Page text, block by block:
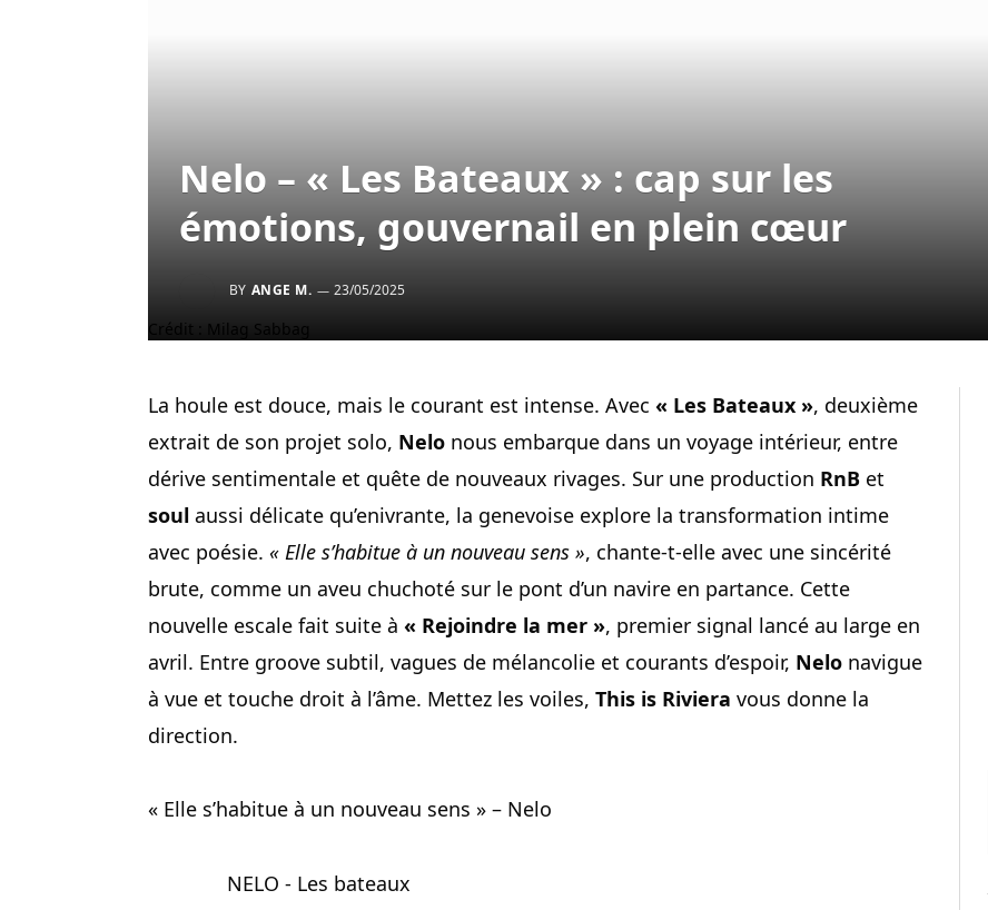
Crédit : Milag Sabbag
Nelo – « Les Bateaux » : cap sur les
émotions, gouvernail en plein cœur
BY ANGE M. 23/05/2025
La houle est douce, mais le courant est intense. Avec « Les Bateaux », deuxième
extrait de son projet solo, Nelo nous embarque dans un voyage intérieur, entre
dérive sentimentale et quête de nouveaux rivages. Sur une production RnB et
soul aussi délicate qu’enivrante, la genevoise explore la transformation intime
avec poésie. « Elle s’habitue à un nouveau sens », chante-t-elle avec une sincérité
brute, comme un aveu chuchoté sur le pont d’un navire en partance. Cette
nouvelle escale fait suite à « Rejoindre la mer », premier signal lancé au large en
avril. Entre groove subtil, vagues de mélancolie et courants d’espoir, Nelo navigue
à vue et touche droit à l’âme. Mettez les voiles, This is Riviera vous donne la
direction.
« Elle s’habitue à un nouveau sens » – Nelo
NELO - Les bateaux